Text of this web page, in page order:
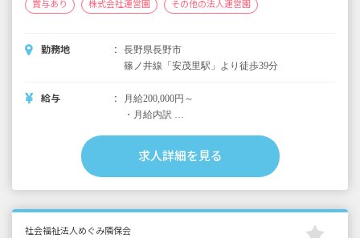
賞与あり 株式会社運営園 その他の法人運営園
勤務地
長野県長野市
篠ノ井線「安茂里駅」より徒歩39分
給与
月給200,000円～
・月給内訳
・定期的に支給される手当
通勤手当 月上限20,000円
昇給あり 昨年実績：10,000円
求人詳細を見る
社会福祉法人めぐみ隣保会